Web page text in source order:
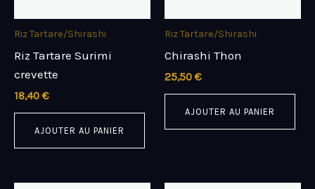
Riz Tartare/Shirashi
Riz Tartare Surimi
crevette
18,40 €
AJOUTER AU PANIER
Riz Tartare/Shirashi
Chirashi Thon
25,50 €
AJOUTER AU PANIER